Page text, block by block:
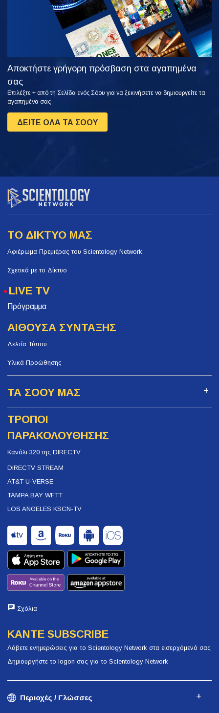
Αποκτήστε γρήγορη πρόσβαση στα αγαπημένα
σας
Επιλέξτε + από τη Σελίδα ενός Σόου για να ξεκινήσετε να δημιουργείτε τα
αγαπημένα σας
ΔΕΙΤΕ ΟΛΑ ΤΑ ΣΟΟΥ
ΤΟ ΔΙΚΤΥΟ ΜΑΣ
Αφιέρωμα Πρεμιέρας του Scientology Network
Σχετικά με το Δίκτυο
LIVE TV
Πρόγραμμα
ΑΙΘΟΥΣΑ ΣΥΝΤΑΞΗΣ
Δελτία Τύπου
Υλικά Προώθησης
ΤΑ ΣΟΟΥ ΜΑΣ
ΤΡΟΠΟΙ
ΠΑΡΑΚΟΛΟΥΘΗΣΗΣ
Κανάλι 320 της DIRECTV
DIRECTV STREAM
AT&T U-VERSE
TAMPA BAY WFTT
LOS ANGELES KSCN-TV
Σχόλια
ΚΑΝΤΕ SUBSCRIBE
Λάβετε ενημερώσεις για το Scientology Network στα εισερχόμενά σας
Δημιουργήστε το logon σας για το Scientology Network
Περιοχές / Γλώσσες